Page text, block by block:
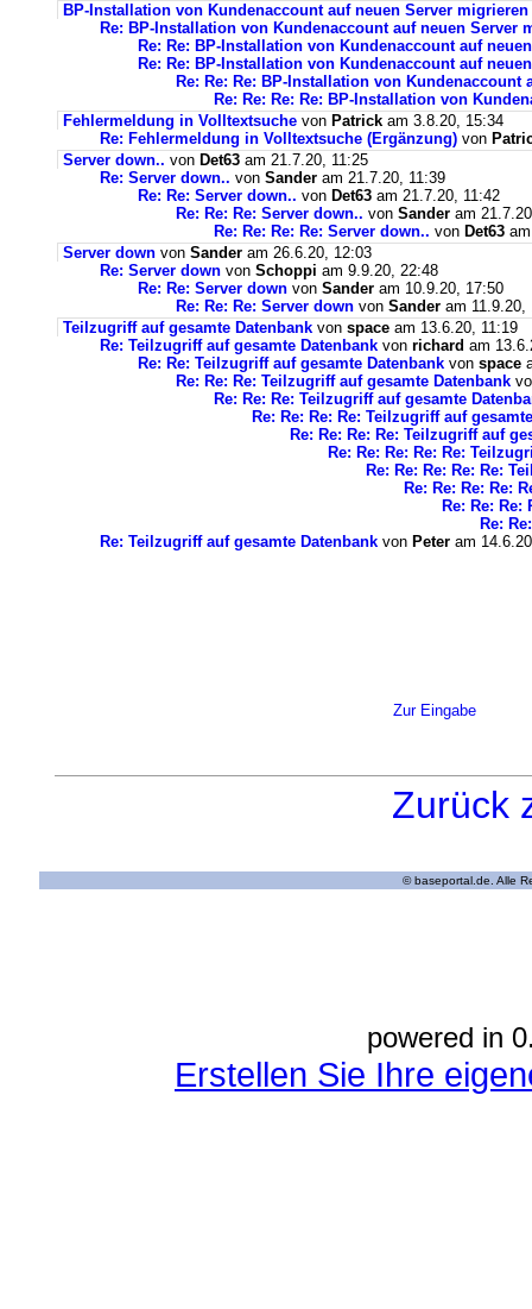
BP-Installation von Kundenaccount auf neuen Server migrieren
Re: BP-Installation von Kundenaccount auf neuen Server
Re: Re: BP-Installation von Kundenaccount auf
Re: Re: BP-Installation von Kundenaccount auf
Re: Re: Re: BP-Installation von Kundenaccount
Re: Re: Re: Re: BP-Installation von
Fehlermeldung in Volltextsuche von Patrick am 3.8.20, 15:34
Re: Fehlermeldung in Volltextsuche (Ergänzung) von
Server down.. von Det63 am 21.7.20, 11:25
Re: Server down.. von Sander am 21.7.20, 11:39
Re: Re: Server down.. von Det63 am 21.7.20, 11:42
Re: Re: Re: Server down.. von Sander am
Re: Re: Re: Re: Server down.. von Det63
Server down von Sander am 26.6.20, 12:03
Re: Server down von Schoppi am 9.9.20, 22:48
Re: Re: Server down von Sander am 10.9.20, 17:50
Re: Re: Re: Server down von Sander am 11.9.20,
Teilzugriff auf gesamte Datenbank von space am 13.6.20, 11:19
Re: Teilzugriff auf gesamte Datenbank von richard am
Re: Re: Teilzugriff auf gesamte Datenbank von space
Re: Re: Re: Teilzugriff auf gesamte Datenbank
Re: Re: Re: Teilzugriff auf gesamte
Re: Re: Re: Re: Teilzugriff auf
Re: Re: Re: Re: Teilzugriff auf
Re: Re: Re: Re: Re:
Re: Re: Re: Re: Re:
Re: Re: Re: Re:
Re: Re: Re:
Re:
Re: Teilzugriff auf gesamte Datenbank von Peter am
Zur Eingabe
Zurück
© baseportal.de. Alle
powered in
Erstellen Sie Ihre